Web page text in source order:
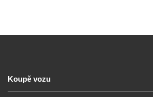
Koupě vozu